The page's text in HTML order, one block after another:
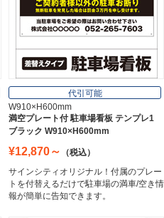
板材
Board
フレーム／看板枠
Frame
代引可能
W910×H600mm
満空プレート付 駐車場看板 テンプレ1
ブラック W910×H600mm
¥12,870～
（税込）
サインシティオリジナル！付属のプレー
トを付替えるだけで駐車場の満車/空き情
報が簡単に告知できます。